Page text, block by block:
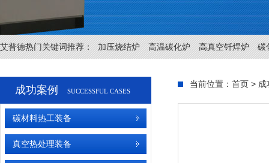
艾普德热门关键词推荐： 加压烧结炉 高温碳化炉 高真空钎焊炉 碳
成功案例 SUCCESSFUL CASES
碳材料热工装备
真空热处理装备
当前位置： 首页 > 成